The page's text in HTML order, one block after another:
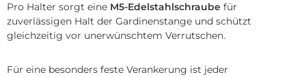
Pro Halter sorgt eine M5-Edelstahlschraube für
zuverlässigen Halt der Gardinenstange und schützt
gleichzeitig vor unerwünschtem Verrutschen.
Für eine besonders feste Verankerung ist jeder